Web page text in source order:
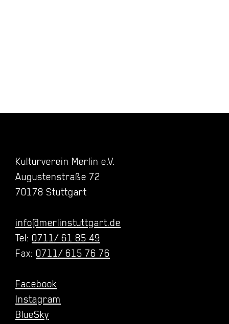
Kulturverein Merlin e.V.
Augustenstraße 72
70178 Stuttgart
info@merlinstuttgart.de
Tel: 0711/ 61 85 49
Fax: 0711/ 615 76 76
Facebook
Instagram
BlueSky